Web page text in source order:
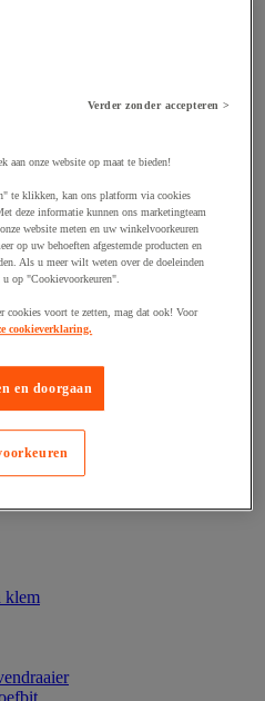
schakelpaneel
kapelhaspel
kist
klem
Verder zonder accepteren >
aan onze website op maat te bieden!
te klikken, kan ons platform via cookies
deze informatie kunnen ons marketingteam
website meten en uw winkelvoorkeuren
op uw behoeften afgestemde producten en
Als u meer wilt weten over de doeleinden
op "Cookievoorkeuren".
cookies voort te zetten, mag dat ook! Voor
cookieverklaring.
en doorgaan